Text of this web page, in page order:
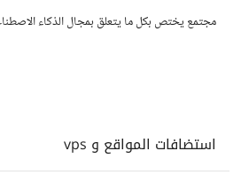
مجتمع يختص بكل ما يتعلق بمجال الذكاء
استضافات المواقع و vps